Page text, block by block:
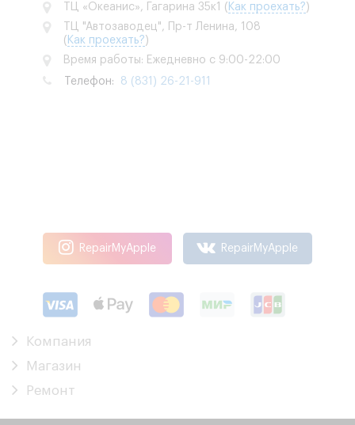
ТЦ «Океанис», Гагарина 35к1
( Как проехать? )
ТЦ "Автозаводец", Пр-т Ленина, 108
( Как проехать? )
Время работы: Ежедневно с 9:00-22:00
Телефон: 8 (831) 26-21-911
RepairMyApple RepairMyApple
Компания
Магазин
Ремонт